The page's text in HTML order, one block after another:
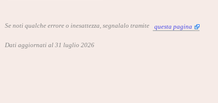
Se noti qualche errore o inesattezza, segnalalo tramite questa pagina
Dati aggiornati al 31 luglio 2026